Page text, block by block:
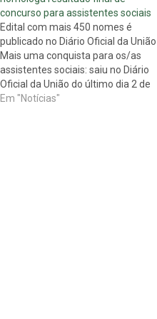
concurso para assistentes sociais
Edital com mais 450 nomes é
publicado no Diário Oficial da União
Mais uma conquista para os/as
assistentes sociais: saiu no Diário
Oficial da União do último dia 2 de
julho a homologação do resultado
Em "Notícias"